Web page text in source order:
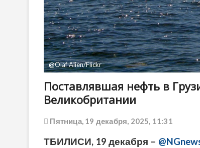
@Olaf Alien/Flickr
Поставлявшая нефть в
Великобритании
Пятница, 19 декабря, 2025, 11:31
ТБИЛИСИ, 19 декабря –